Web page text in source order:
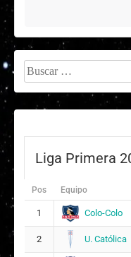
Buscar:
Liga Primera
Pos Equipo
1 Colo-Colo
2 U. Católica